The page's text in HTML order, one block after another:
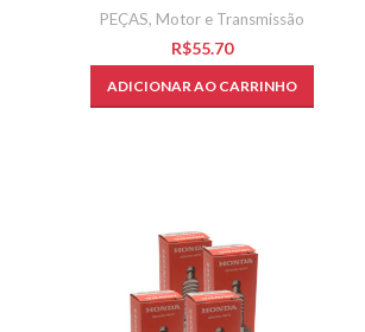
PEÇAS, Motor e Transmissão
R$
ADICIONAR AO CARRINHO